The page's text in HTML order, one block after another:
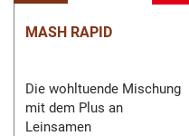
MASH RAPID
Die wohltuende Mischung
mit dem Plus an
Leinsamen